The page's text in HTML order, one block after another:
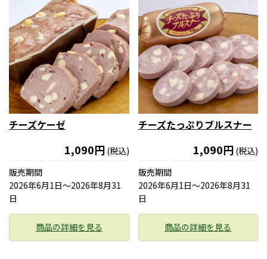
チーズケーゼ
1,090円 (税込)
販売期間
2026年6月1日〜2026年8月31
日
商品の詳細を見る
チーズたっぷりブルスナー
1,090円 (税込)
販売期間
2026年6月1日〜2026年8月31
日
商品の詳細を見る